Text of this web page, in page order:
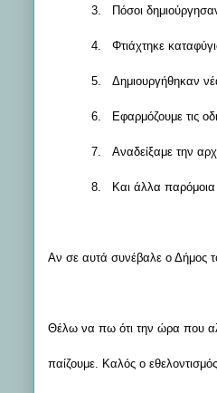
3. Πόσοι
4. Φτιάχτηκε
5. Δημιουργήθηκαν
6. Εφαρμόζουμε τις
7. Αναδείξαμε την
8. Και άλλα παρόμοια
Αν σε αυτά συνέβαλε ο Δήμος
Θέλω να πω ότι την ώρα που
παίζουμε. Καλός ο